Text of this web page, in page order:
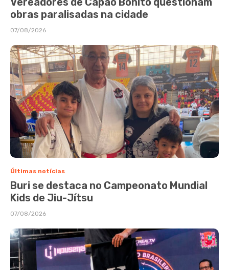
obras paralisadas na cidade
07/08/2026
Últimas notícias
Buri se destaca no Campeonato Mundial
Kids de Jiu-Jítsu
07/08/2026